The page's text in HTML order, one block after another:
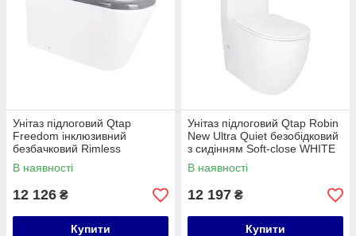
Унітаз підлоговий Qtap
Freedom інклюзивний
безбачковий Rimless
безобідковий з сидінням Soft-
close WHITE QT22223368W
В наявності
12 126 ₴
Купити
Унітаз підлоговий Qtap Robin
New Ultra Quiet безобідковий
з сидінням Soft-close WHITE
QT13226083AW
В наявності
12 197 ₴
Купити